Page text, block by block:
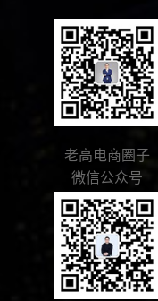
老高电商圈子
微信公众号